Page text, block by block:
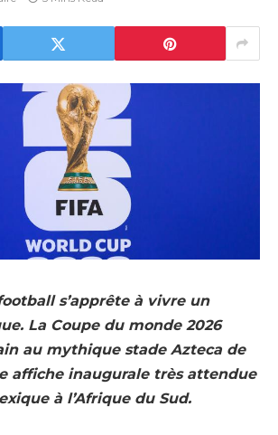
s’apprête à vivre un
La Coupe du monde 2026
au mythique stade Azteca de
affiche inaugurale très attendue
à l’Afrique du Sud.